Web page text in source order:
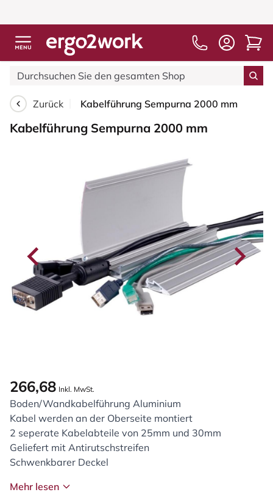
Zurück Kabelführung Sempurna 2000 mm
Kabelführung Sempurna 2000 mm
266,68 Inkl. MwSt.
Boden/Wandkabelführung Aluminium
Kabel werden an der Oberseite montiert
2 seperate Kabelabteile von 25mm und 30mm
Geliefert mit Antirutschstreifen
Schwenkbarer Deckel
Mehr lesen